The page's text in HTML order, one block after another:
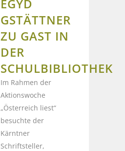
EGYD
GSTÄTTNER
ZU GAST IN
DER
SCHULBIBLIOTHEK
Im Rahmen der
Aktionswoche
„Österreich liest“
besuchte der
Kärntner
Schriftsteller,